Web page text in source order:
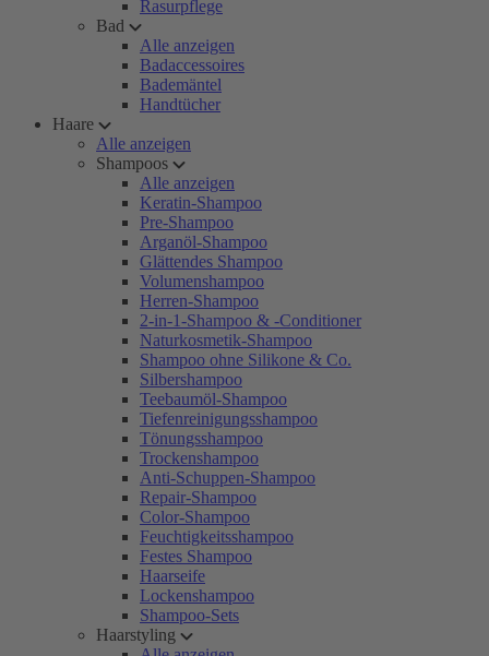
Rasurpflege
Bad
Alle anzeigen
Badaccessoires
Bademäntel
Handtücher
Haare
Alle anzeigen
Shampoos
Alle anzeigen
Keratin-Shampoo
Pre-Shampoo
Arganöl-Shampoo
Glättendes Shampoo
Volumenshampoo
Herren-Shampoo
2-in-1-Shampoo & -Conditioner
Naturkosmetik-Shampoo
Shampoo ohne Silikone & Co.
Silbershampoo
Teebaumöl-Shampoo
Tiefenreinigungsshampoo
Tönungsshampoo
Trockenshampoo
Anti-Schuppen-Shampoo
Repair-Shampoo
Color-Shampoo
Feuchtigkeitsshampoo
Festes Shampoo
Haarseife
Lockenshampoo
Shampoo-Sets
Haarstyling